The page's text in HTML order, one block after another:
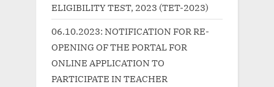
ELIGIBILITY TEST, 2023 (TET-2023)
06.10.2023: NOTIFICATION FOR RE-
OPENING OF THE PORTAL FOR
ONLINE APPLICATION TO
PARTICIPATE IN TEACHER